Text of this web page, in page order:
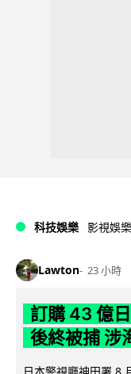
科技娛樂 影視娛樂
Lawton 23 小時
訂購 43 億
後終被捕 涉